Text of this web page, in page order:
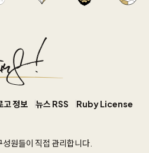
고 정보 뉴스 RSS Ruby License
원들이 직접 관리합니다.